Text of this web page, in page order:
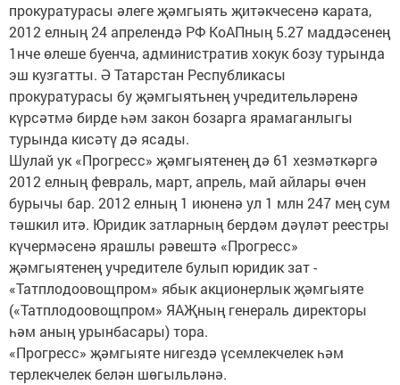
прокуратурасы әлеге җәмгыять җитәкчесенә карата,
2012 елның 24 апрелендә РФ КоАПның 5.27 маддәсенең
1нче өлеше буенча, административ хокук бозу турында
эш кузгатты. Ә Татарстан Республикасы
прокуратурасы бу җәмгыятьнең учредительләренә
күрсәтмә бирде һәм закон бозарга ярамаганлыгы
турында кисәтү дә ясады.
Шулай ук «Прогресс» җәмгыятенең дә 61 хезмәткәргә
2012 елның февраль, март, апрель, май айлары өчен
бурычы бар. 2012 елның 1 июненә ул 1 млн 247 мең сум
тәшкил итә. Юридик затларның бердәм дәүләт реестры
күчермәсенә ярашлы рәвештә «Прогресс»
җәмгыятенең учредителе булып юридик зат -
«Татплодоовощпром» ябык акционерлык җәмгыяте
(«Татплодоовощпром» ЯАҖның генераль директоры
һәм аның урынбасары) тора.
«Прогресс» җәмгыяте нигездә үсемлекчелек һәм
терлекчелек белән шөгыльләнә.